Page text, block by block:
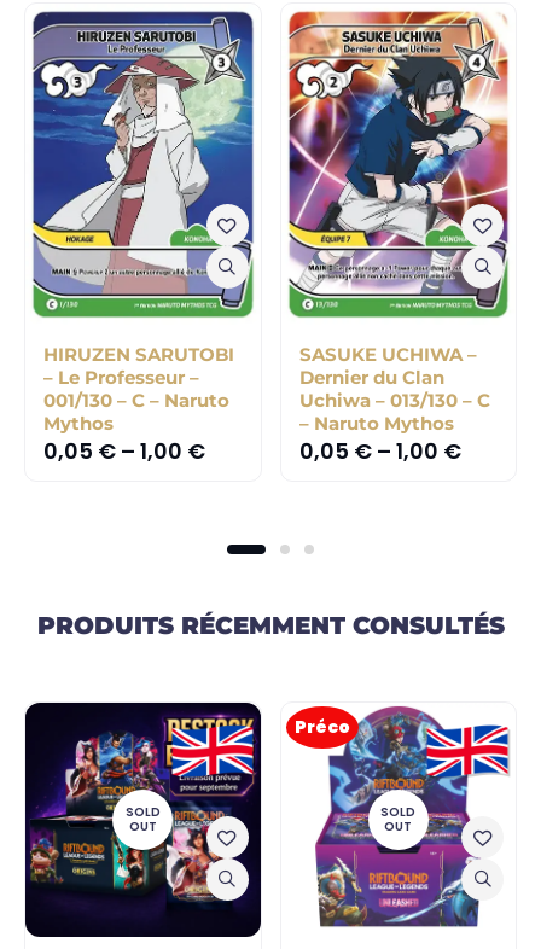
HIRUZEN SARUTOBI
– Le Professeur –
001/130 – C – Naruto
Mythos
0,05 € – 1,00 €
SASUKE UCHIWA –
Dernier du Clan
Uchiwa – 013/130 – C
– Naruto Mythos
0,05 €– 1,00 €
PRODUITS RÉCEMMENT CONSULTÉS
SOLD
OUT
Préco
SOLD
OUT